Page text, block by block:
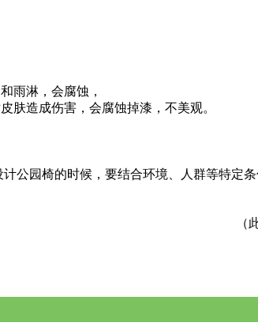
雨淋，会腐蚀，
肤造成伤害，会腐蚀掉漆，不美观。
计公园椅的时候，要结合环境、人群等特定
（